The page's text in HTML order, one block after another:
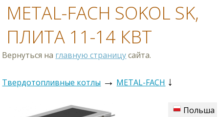
METAL-FACH SOKOL SK,
ПЛИТА 11-14 КВТ
Вернуться на главную страницусайта.
Твердотопливные котлы → METAL-FACH ↓
Польша